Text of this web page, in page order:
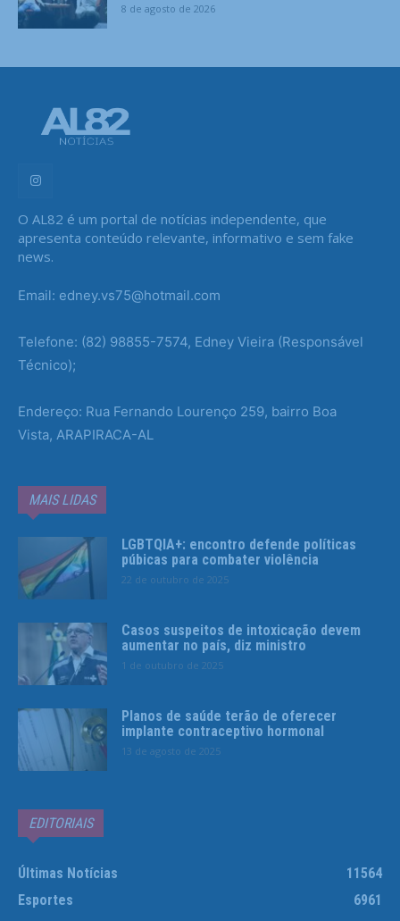
8 de agosto de 2026
O AL82 é um portal de notícias independente, que
apresenta conteúdo relevante, informativo e sem fake
news.
Email: edney.vs75@hotmail.com
Telefone: (82) 98855-7574, Edney Vieira (Responsável
Técnico);
Endereço: Rua Fernando Lourenço 259, bairro Boa
Vista, ARAPIRACA-AL
MAIS LIDAS
LGBTQIA+: encontro defende políticas
púbicas para combater violência
22 de outubro de 2025
Casos suspeitos de intoxicação devem
aumentar no país, diz ministro
1 de outubro de 2025
Planos de saúde terão de oferecer
implante contraceptivo hormonal
13 de agosto de 2025
EDITORIAIS
Últimas Notícias
11564
Esportes
6961